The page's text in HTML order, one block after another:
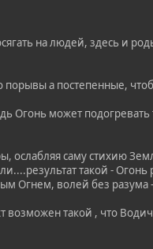
на людей, здесь и
а постепенные,
Огонь может
саму стихию
такой -
Огнем, волей без
такой , что